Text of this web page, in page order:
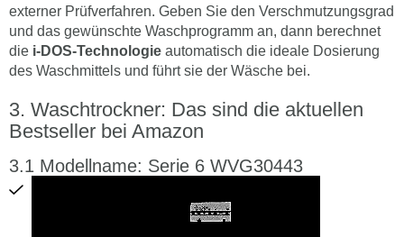
externer Prüfverfahren. Geben Sie den Verschmutzungsgrad
und das gewünschte Waschprogramm an, dann berechnet
die i-DOS-Technologie automatisch die ideale Dosierung
des Waschmittels und führt sie der Wäsche bei.
Waschtrockner: Das sind die aktuellen
Bestseller bei Amazon
Modellname: Serie 6 WVG30443